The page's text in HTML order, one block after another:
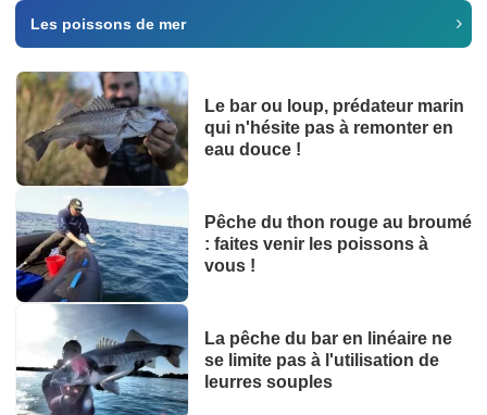
Les poissons de mer
Le bar ou loup, prédateur marin
qui n'hésite pas à remonter en
eau douce !
Pêche du thon rouge au broumé
: faites venir les poissons à
vous !
La pêche du bar en linéaire ne
se limite pas à l'utilisation de
leurres souples